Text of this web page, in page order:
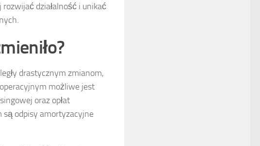
działalność i unikać
drastycznym zmianom,
możliwe jest
oraz opłat
są odpisy amortyzacyjne